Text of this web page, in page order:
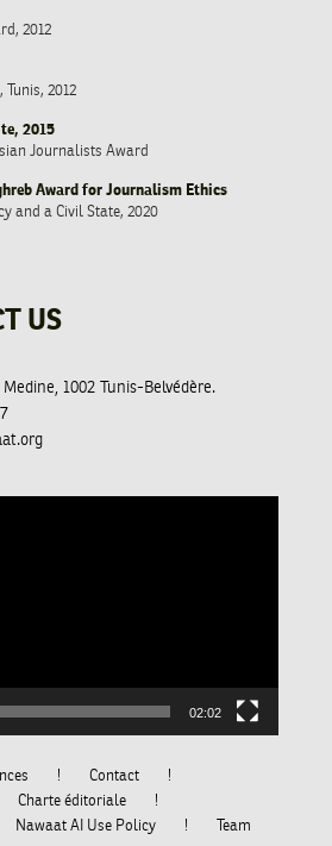
2012
2012
2015
Journalists Award
Award for Journalism Ethics
and a Civil State, 2020
US
1002 Tunis-Belvédère.
02:02
Contact
Charte éditoriale
Nawaat AI Use Policy Team